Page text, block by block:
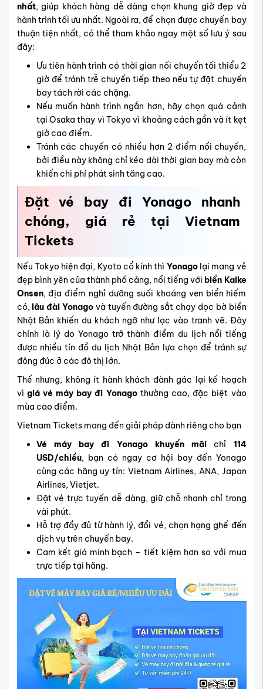
nhất, giúp khách hàng dễ dàng chọn khung giờ đẹp và
hành trình tối ưu nhất. Ngoài ra, để chọn được chuyến bay
thuận tiện nhất, có thể tham khảo ngay một số lưu ý sau
đây:
Ưu tiên hành trình có thời gian nối chuyến tối thiểu 2
giờ để tránh trễ chuyến tiếp theo nếu tự đặt chuyến
bay tách rời các chặng.
Nếu muốn hành trình ngắn hơn, hãy chọn quá cảnh
tại Osaka thay vì Tokyo vì khoảng cách gần và ít kẹt
giờ cao điểm.
Tránh các chuyến có nhiều hơn 2 điểm nối chuyến,
bởi điều này không chỉ kéo dài thời gian bay mà còn
khiến chi phí phát sinh tăng cao.
Đặt vé bay đi Yonago nhanh
chóng, giá rẻ tại Vietnam
Tickets
Nếu Tokyo hiện đại, Kyoto cổ kính thì Yonagolại mang vẻ
đẹp bình yên của thành phố cảng, nổi tiếng với biển Kaike
Onsen, địa điểm nghỉ dưỡng suối khoáng ven biển hiếm
có, lâu đài Yonagovà tuyến đường sắt chạy dọc bờ biển
Nhật Bản khiến du khách ngỡ như lạc vào tranh vẽ. Đây
chính là lý do Yonago trở thành điểm du lịch nổi tiếng
được nhiều tín đồ du lịch Nhật Bản lựa chọn để tránh sự
đông đúc ở các đô thị lớn.
Thế nhưng, không ít hành khách đành gác lại kế hoạch
vì giá vé máy bay đi Yonagothường cao, đặc biệt vào
mùa cao điểm.
Vietnam Tickets mang đến giải pháp dành riêng cho bạn
Vé máy bay đi Yonago khuyến mãi chỉ 114
USD/chiều, bạn có ngay cơ hội bay đến Yonago
cùng các hãng uy tín: Vietnam Airlines, ANA, Japan
Airlines, Vietjet.
Đặt vé trực tuyến dễ dàng, giữ chỗ nhanh chỉ trong
vài phút.
Hỗ trợ đầy đủ từ hành lý, đổi vé, chọn hạng ghế đến
dịch vụ trên chuyến bay.
Cam kết giá minh bạch – tiết kiệm hơn so với mua
trực tiếp tại hãng.